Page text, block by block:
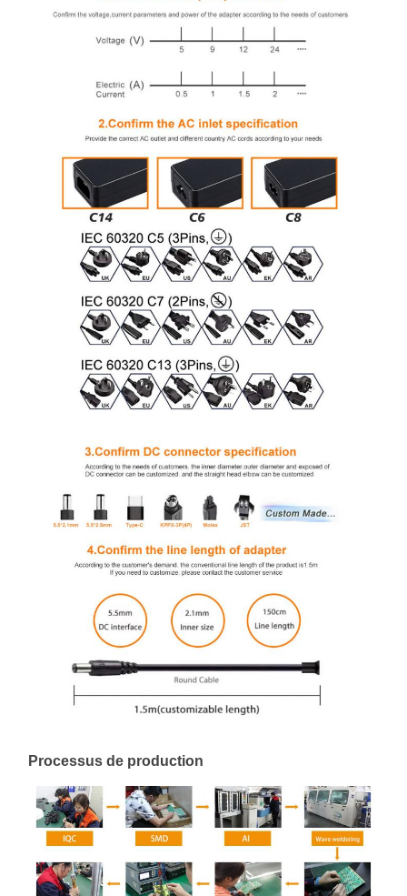
Processus de production